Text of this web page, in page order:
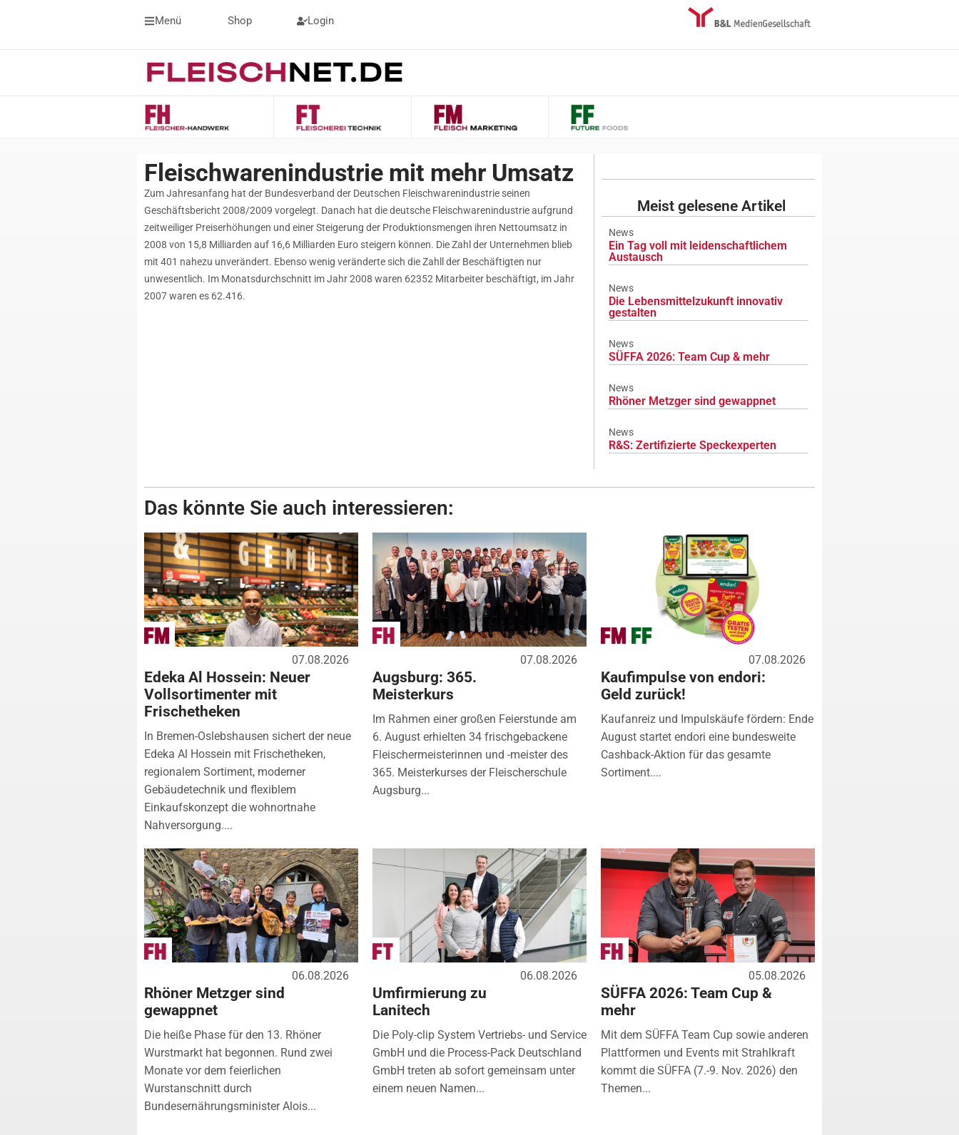
Menü Shop Login
Fleischwarenindustrie mit mehr Umsatz
Zum Jahresanfang hat der Bundesverband der Deutschen Fleischwarenindustrie seinen
Geschäftsbericht 2008/2009 vorgelegt. Danach hat die deutsche Fleischwarenindustrie aufgrund
zeitweiliger Preiserhöhungen und einer Steigerung der Produktionsmengen ihren Nettoumsatz in
2008 von 15,8 Milliarden auf 16,6 Milliarden Euro steigern können. Die Zahl der Unternehmen blieb
mit 401 nahezu unverändert. Ebenso wenig veränderte sich die Zahll der Beschäftigten nur
unwesentlich. Im Monatsdurchschnitt im Jahr 2008 waren 62352 Mitarbeiter beschäftigt, im Jahr
2007 waren es 62.416.
Meist gelesene Artikel
News
Ein Tag voll mit leidenschaftlichem
Austausch
News
Die Lebensmittelzukunft innovativ
gestalten
News
SÜFFA 2026: Team Cup & mehr
News
Rhöner Metzger sind gewappnet
News
R&S: Zertifizierte Speckexperten
Das könnte Sie auch interessieren:
07.08.2026
Edeka Al Hossein: Neuer
Vollsortimenter mit
Frischetheken
In Bremen-Oslebshausen sichert der neue
Edeka Al Hossein mit Frischetheken,
regionalem Sortiment, moderner
Gebäudetechnik und flexiblem
Einkaufskonzept die wohnortnahe
Nahversorgung....
07.08.2026
Augsburg: 365.
Meisterkurs
Im Rahmen einer großen Feierstunde am
6. August erhielten 34 frischgebackene
Fleischermeisterinnen und -meister des
365. Meisterkurses der Fleischerschule
Augsburg...
07.08.2026
Kaufimpulse von endori:
Geld zurück!
Kaufanreiz und Impulskäufe fördern: Ende
August startet endori eine bundesweite
Cashback-Aktion für das gesamte
Sortiment....
06.08.2026
Rhöner Metzger sind
gewappnet
Die heiße Phase für den 13. Rhöner
Wurstmarkt hat begonnen. Rund zwei
Monate vor dem feierlichen
Wurstanschnitt durch
Bundesernährungsminister Alois...
06.08.2026
Umfirmierung zu
Lanitech
Die Poly-clip System Vertriebs- und Service
GmbH und die Process-Pack Deutschland
GmbH treten ab sofort gemeinsam unter
einem neuen Namen...
05.08.2026
SÜFFA 2026: Team Cup &
mehr
Mit dem SÜFFA Team Cup sowie anderen
Plattformen und Events mit Strahlkraft
kommt die SÜFFA (7.-9. Nov. 2026) den
Themen...